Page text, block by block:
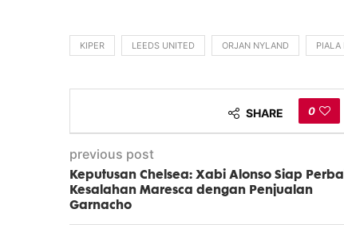
KIPER LEEDS UNITED ORJAN NYLAND
SHARE 0
previous post
Keputusan Chelsea: Xabi Alonso Siap
Kesalahan Maresca dengan Penjualan
Garnacho